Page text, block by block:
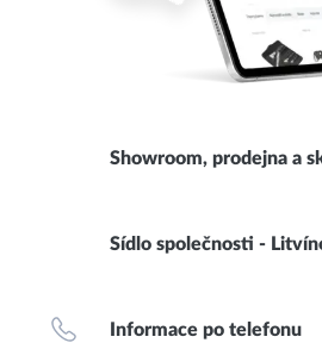
Showroom, prodejna a
Sídlo společnosti -
Informace po telefonu